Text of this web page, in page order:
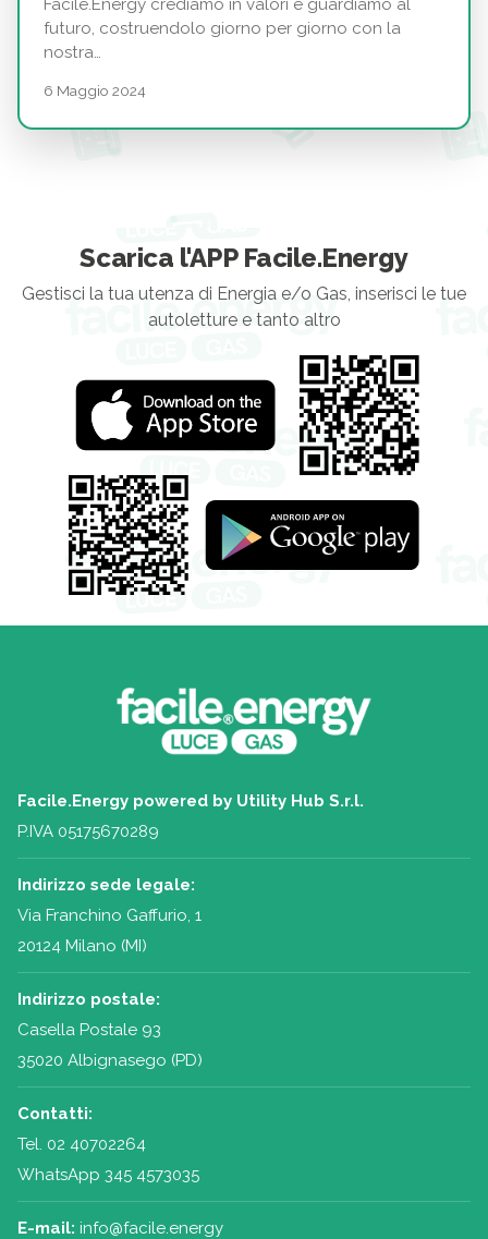
Facile.Energy crediamo in valori e guardiamo al
futuro, costruendolo giorno per giorno con la
nostra…
6 Maggio 2024
Scarica l'APP Facile.Energy
Gestisci la tua utenza di Energia e/o Gas, inserisci le tue
autoletture e tanto altro
Facile.Energy powered by Utility Hub S.r.l.
P.IVA 05175670289
Indirizzo sede legale:
Via Franchino Gaffurio, 1
20124 Milano (MI)
Indirizzo postale:
Casella Postale 93
35020 Albignasego (PD)
Contatti:
Tel. 02 40702264
WhatsApp 345 4573035
E-mail: info@facile.energy